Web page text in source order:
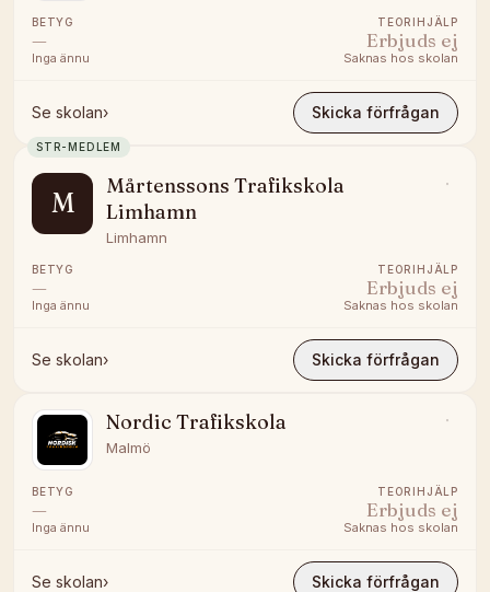
BETYG
—
Inga ännu
TEORIHJÄLP
Erbjuds ej
Saknas hos skolan
Se skolan› Skicka förfrågan
STR-MEDLEM
M
Mårtenssons Trafikskola
Limhamn
Limhamn
BETYG
—
Inga ännu
TEORIHJÄLP
Erbjuds ej
Saknas hos skolan
Se skolan› Skicka förfrågan
Nordic Trafikskola
Malmö
BETYG
—
Inga ännu
TEORIHJÄLP
Erbjuds ej
Saknas hos skolan
Se skolan› Skicka förfrågan